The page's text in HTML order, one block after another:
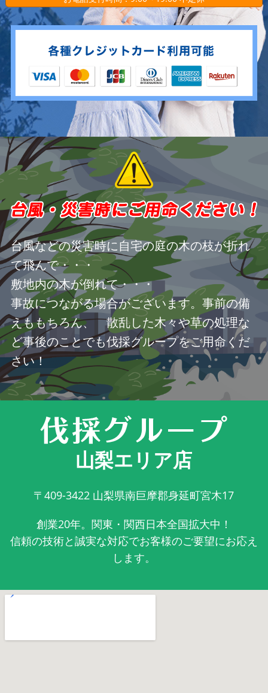
台風などの災害時に自宅の庭の木の枝が折れ
て飛んで・・・
敷地内の木が倒れて・・・
事故につながる場合がございます。事前の備
えももちろん、 散乱した木々や草の処理な
ど事後のことでも伐採グループをご用命くだ
さい！
山梨エリア店
〒409-3422 山梨県南巨摩郡身延町宮木17
創業20年。関東・関西日本全国拡大中！
信頼の技術と誠実な対応でお客様のご要望にお応え
します。